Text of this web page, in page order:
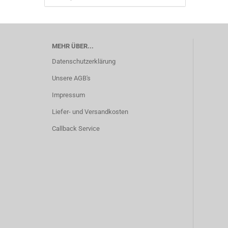
MEHR ÜBER...
Datenschutzerklärung
Unsere AGB's
Impressum
Liefer- und Versandkosten
Callback Service